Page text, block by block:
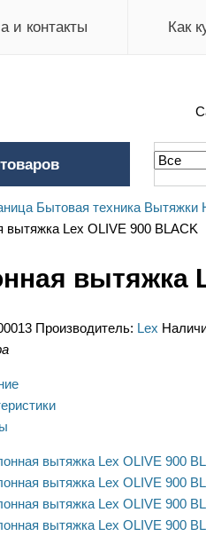
и контакты Как
Бытовая техника Вытяжки
вытяжка
Производитель: Lex